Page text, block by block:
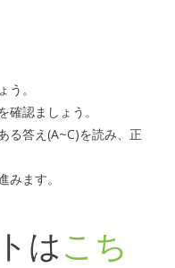
う。
確認ましょう。
る答え(A~C)を読み、正
みます。
はこち